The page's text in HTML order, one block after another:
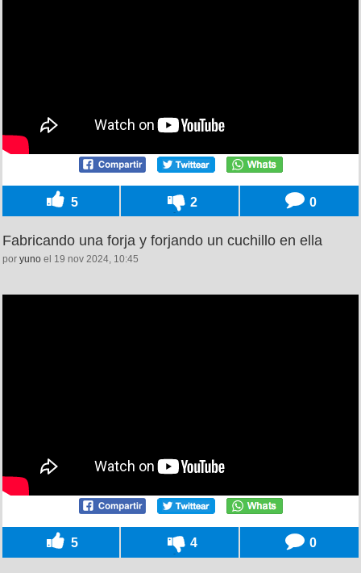
5 2 0
Fabricando una forja y forjando un cuchillo en ella
por yuno el 19 nov 2024, 10:45
5 4 0